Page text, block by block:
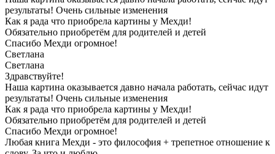
результаты! Очень сильные изменения
Как я рада что приобрела картины у Мехди!
Обязательно приобретём для родителей и детей
Спасибо Мехди огромное!
Светлана
Светлана
Здравствуйте!
Наша картина оказывается давно начала работать, сейчас идут
результаты! Очень сильные изменения
Как я рада что приобрела картины у Мехди!
Обязательно приобретём для родителей и детей
Спасибо Мехди огромное!
Любая книга Мехди - это философия + трепетное отношение к